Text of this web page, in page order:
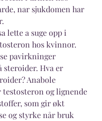
nar sjukdomen har
lette a suge opp i
hos kvinnor.
pavirkninger
steroider. Hva er
Anabole
testosteron og lignende
som gir økt
og styrke når bruk